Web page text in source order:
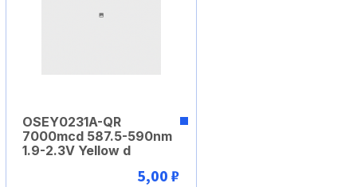
OSEY0231A-QR
7000mcd 587.5-590nm
1.9-2.3V Yellow d
5,00 ₽